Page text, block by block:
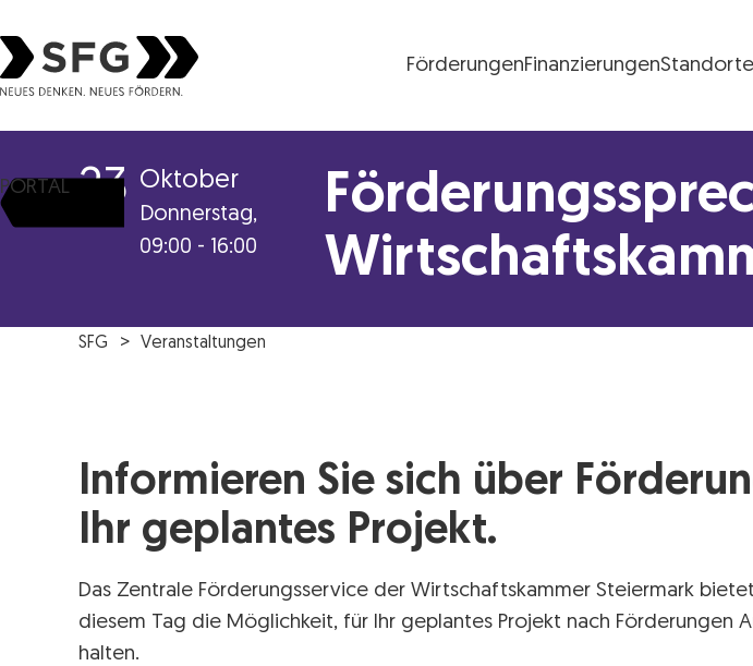
FörderungenFinanzierungen
PORTAL 23 Oktober
Donnerstag,
09:00 - 16:00
SFG Veranstaltungen
Informieren Sie sich über
Ihr geplantes Projekt.
Das Zentrale Förderungsservice der Wirtschaftskammer Steiermark
diesem Tag die Möglichkeit, für Ihr geplantes Projekt nach Förderungen
halten.